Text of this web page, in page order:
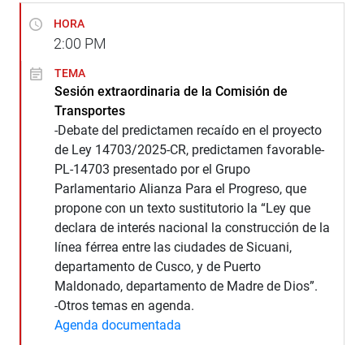
HORA
2:00 PM
TEMA
Sesión extraordinaria de la Comisión de
Transportes
-Debate del predictamen recaído en el proyecto
de Ley 14703/2025-CR, predictamen favorable-
PL-14703 presentado por el Grupo
Parlamentario Alianza Para el Progreso, que
propone con un texto sustitutorio la “Ley que
declara de interés nacional la construcción de la
línea férrea entre las ciudades de Sicuani,
departamento de Cusco, y de Puerto
Maldonado, departamento de Madre de Dios”.
-Otros temas en agenda.
Agenda documentada